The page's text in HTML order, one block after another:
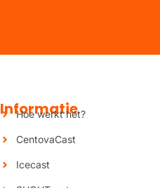
Informatie
Hoe werkt het?
CentovaCast
Icecast